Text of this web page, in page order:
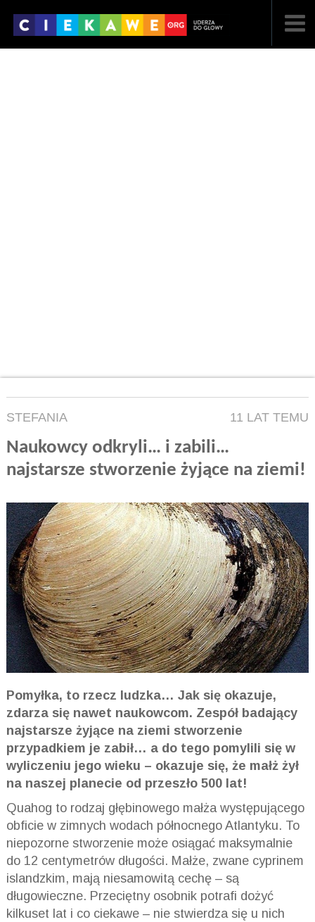
STEFANIA 11 LAT TEMU
Naukowcy odkryli… i zabili…
najstarsze stworzenie żyjące na ziemi!
Pomyłka, to rzecz ludzka… Jak się okazuje,
zdarza się nawet naukowcom. Zespół badający
najstarsze żyjące na ziemi stworzenie
przypadkiem je zabił… a do tego pomylili się w
wyliczeniu jego wieku – okazuje się, że małż żył
na naszej planecie od przeszło 500 lat!
Quahog to rodzaj głębinowego małża występującego
obficie w zimnych wodach północnego Atlantyku. To
niepozorne stworzenie może osiągać maksymalnie
do 12 centymetrów długości. Małże, zwane cyprinem
islandzkim, mają niesamowitą cechę – są
długowieczne. Przeciętny osobnik potrafi dożyć
kilkuset lat i co ciekawe – nie stwierdza się u nich